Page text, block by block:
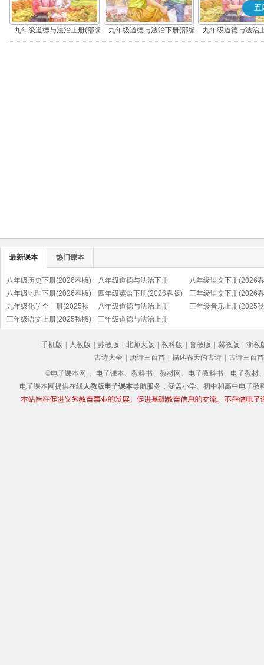
九年级道德与法治上册(部编
版)
九年级道德与法治下册(部编
版)
五
九年级道德与法治
版)
最新课本 热门课本
八年级历史下册(2026春版)
(部编版)
八年级道德与法治下册
(2026春版)(部编版)
八年级语文下册(2026
(部编版)
八年级地理下册(2026春版)
四年级英语下册(2026春版)
(PEP)
三年级语文下册(2026
(部编版)
九年级化学全一册(2025秋
版)
八年级道德与法治上册
(2025秋版)(部编版)
三年级音乐上册(2025
三年级语文上册(2025秋版)
三年级道德与法治上册
手机版
人教版 苏教版 北师大版 教科版 鲁教版 冀教版
浙教
古诗大全
唐诗三百首 描述春天的古诗
古诗三百首
©电子课本网 、电子课本、教科书、教材网、电子教科书、电子教材
电子课本网提供在线人教版电子课本导航服务，涵盖小学、初中和高中电子